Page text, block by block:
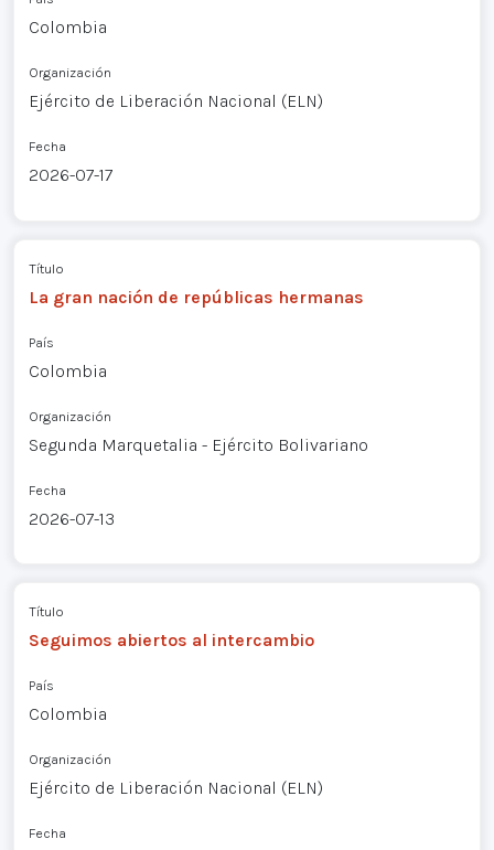
Colombia
Organización
Ejército de Liberación Nacional (ELN)
Fecha
2026-07-17
Título
La gran nación de repúblicas hermanas
País
Colombia
Organización
Segunda Marquetalia - Ejército Bolivariano
Fecha
2026-07-13
Título
Seguimos abiertos al intercambio
País
Colombia
Organización
Ejército de Liberación Nacional (ELN)
Fecha